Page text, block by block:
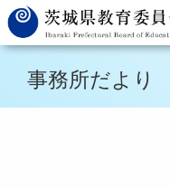
事務所だより